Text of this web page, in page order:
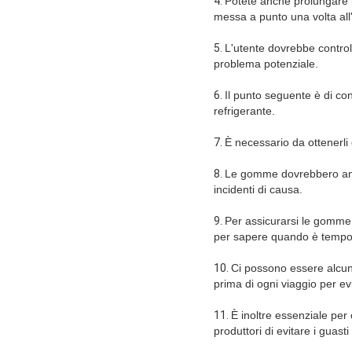
messa a punto una volta
5. L'utente dovrebbe
problema potenziale.
6. Il punto seguente è di
refrigerante.
7. È necessario da
8. Le gomme dovrebbero
incidenti di causa.
9. Per assicurarsi le
per sapere quando è
10. Ci possono essere
prima di ogni viaggio per
11. È inoltre essenziale
produttori di evitare i